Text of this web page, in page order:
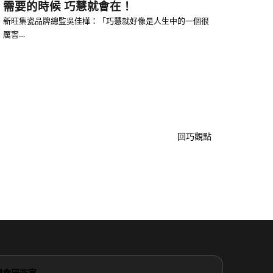
需要的時候 巧慧就會在！
新旺集瓷品牌總監吳佳樺：「巧慧就好像是人生中的一個很
厲害…
回巧觀點